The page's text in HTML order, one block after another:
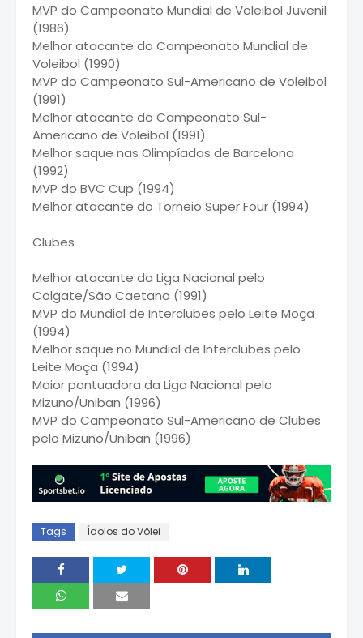
MVP do Campeonato Mundial de Voleibol Juvenil
(1986)
Melhor atacante do Campeonato Mundial de
Voleibol (1990)
MVP do Campeonato Sul-Americano de Voleibol
(1991)
Melhor atacante do Campeonato Sul-
Americano de Voleibol (1991)
Melhor saque nas Olimpíadas de Barcelona
(1992)
MVP do BVC Cup (1994)
Melhor atacante do Torneio Super Four (1994)
Clubes
Melhor atacante da Liga Nacional pelo
Colgate/São Caetano (1991)
MVP do Mundial de Interclubes pelo Leite Moça
(1994)
Melhor saque no Mundial de Interclubes pelo
Leite Moça (1994)
Maior pontuadora da Liga Nacional pelo
Mizuno/Uniban (1996)
MVP do Campeonato Sul-Americano de Clubes
pelo Mizuno/Uniban (1996)
Tags Ídolos do Vôlei